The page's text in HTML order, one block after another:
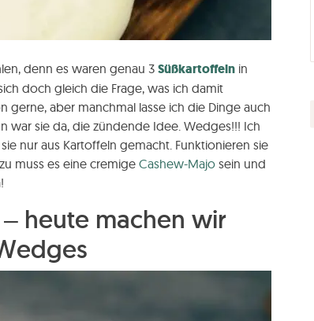
denn es waren genau 3Süßkartoffeln in
doch gleich die Frage, was ich damit
gerne, aber manchmal lasse ich die Dinge auch
war sie da, die zündende Idee. Wedges!!! Ich
nur aus Kartoffeln gemacht. Funktionieren sie
muss es eine cremige Cashew-Majo sein und
heute machen wir